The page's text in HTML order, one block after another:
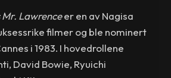
Lawrenceer en av Nagisa
filmer og ble nominert
i 1983. I hovedrollene
David Bowie, Ryuichi